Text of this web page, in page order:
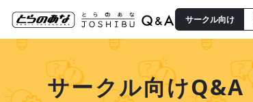
サークル向け
サークル向けQ&A